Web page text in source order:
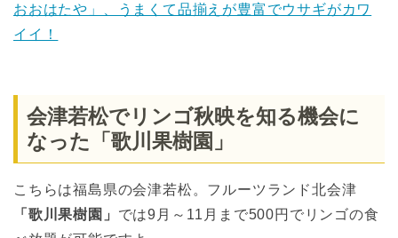
おおはたや」、うまくて品揃えが豊富でウサギがカワ
イイ！
会津若松でリンゴ秋映を知る機会に
なった「歌川果樹園」
こちらは福島県の会津若松。フルーツランド北会津
「歌川果樹園」 では9月～11月まで500円でリンゴの食